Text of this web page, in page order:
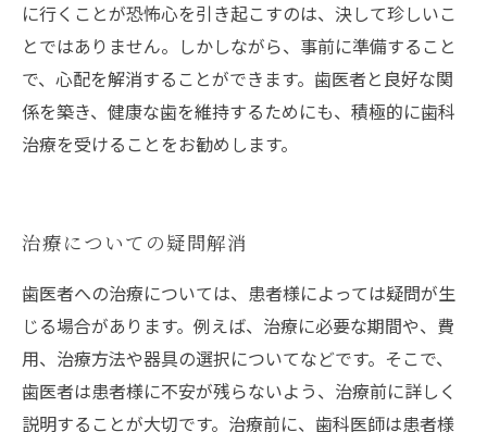
に行くことが恐怖心を引き起こすのは、決して珍しいこ
とではありません。しかしながら、事前に準備すること
で、心配を解消することができます。歯医者と良好な関
係を築き、健康な歯を維持するためにも、積極的に歯科
治療を受けることをお勧めします。
治療についての疑問解消
歯医者への治療については、患者様によっては疑問が生
じる場合があります。例えば、治療に必要な期間や、費
用、治療方法や器具の選択についてなどです。そこで、
歯医者は患者様に不安が残らないよう、治療前に詳しく
説明することが大切です。治療前に、歯科医師は患者様